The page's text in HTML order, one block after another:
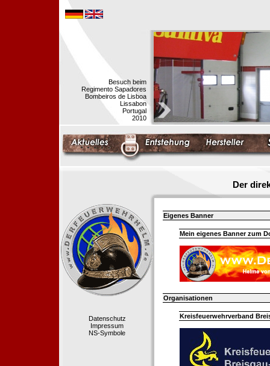
Besuch beim
Regimento Sapadores
Bombeiros de Lisboa
Lissabon
Portugal
2010
Der
Datenschutz
Impressum
NS-Symbole
Eigenes Banner
Mein eigenes Banner zum
Organisationen
Kreisfeuerwehrverband